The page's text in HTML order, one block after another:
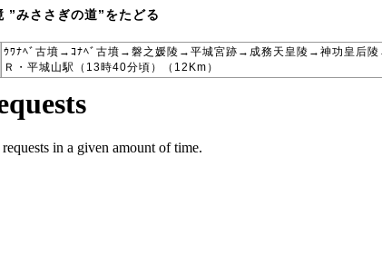
みささぎの道”をたどる
ｳﾜﾅﾍﾞ古墳→ｺﾅﾍﾞ古墳→磐之媛陵→平城宮跡→成務天皇陵→神功皇后
Ｒ・平城山駅（13時40分頃）（12Km）